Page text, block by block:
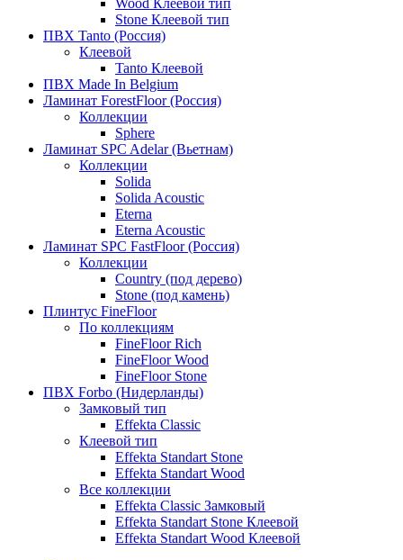
Wood Клеевой тип
Stone Клеевой тип
ПВХ Tanto (Россия)
Клеевой
Tanto Клеевой
ПВХ Made In Belgium
Ламинат ForestFloor (Россия)
Коллекции
Sphere
Ламинат SPC Adelar (Вьетнам)
Коллекции
Solida
Solida Acoustic
Eterna
Eterna Acoustic
Ламинат SPC FastFloor (Россия)
Коллекции
Country (под дерево)
Stone (под камень)
Плинтус FineFloor
По коллекциям
FineFloor Rich
FineFloor Wood
FineFloor Stone
ПВХ Forbo (Нидерланды)
Замковый тип
Effekta Classic
Клеевой тип
Effekta Standart Stone
Effekta Standart Wood
Все коллекции
Effekta Classic Замковый
Effekta Standart Stone Клеевой
Effekta Standart Wood Клеевой